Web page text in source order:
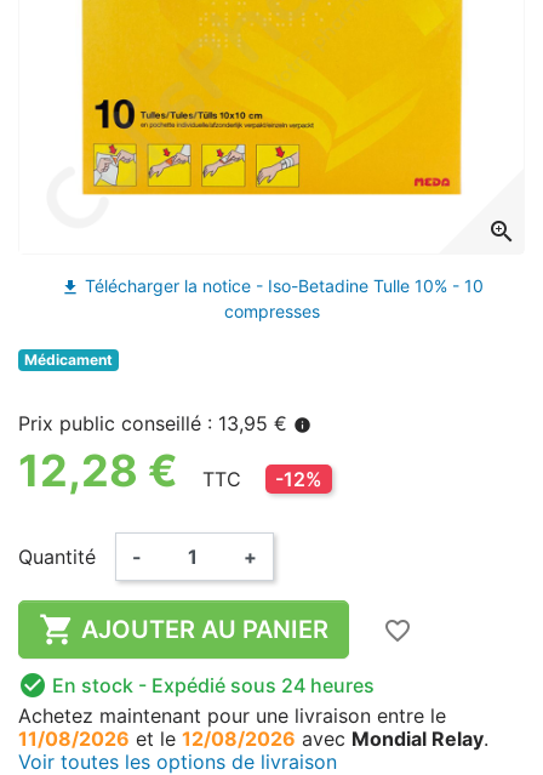
zoom_in
file_download Télécharger la notice - Iso-Betadine Tulle 10% - 10
compresses
Médicament
Prix public conseillé : 13,95 € info
12,28 € TTC -12%
Quantité - +
 AJOUTER AU PANIER
favorite_border
 En stock - Expédié sous 24 heures
Achetez maintenant pour une livraison entre le
11/08/2026 et le 12/08/2026 avec Mondial Relay.
Voir toutes les options de livraison